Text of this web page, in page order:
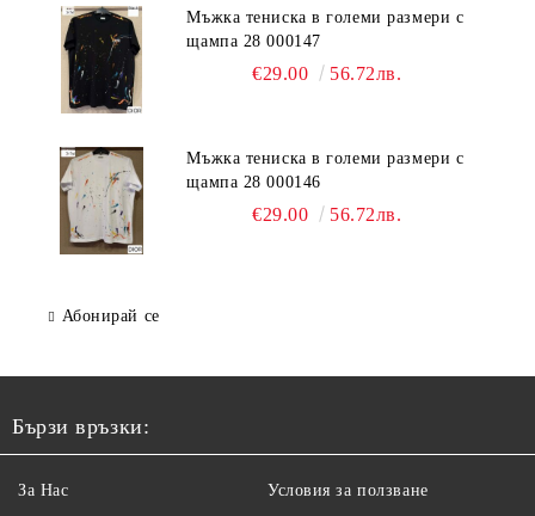
Мъжка тениска в големи размери с
щампа 28 000147
€29.00 56.72лв.
Мъжка тениска в големи размери с
щампа 28 000146
€29.00 56.72лв.
Абонирай се
Бързи връзки:
За Нас Условия за ползване